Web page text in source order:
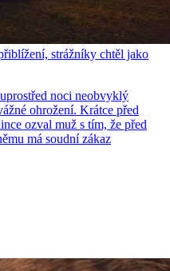
strážníky chtěl jako
noci neobvyklý
ohrožení. Krátce před
ozval muž s tím, že před
má soudní zákaz